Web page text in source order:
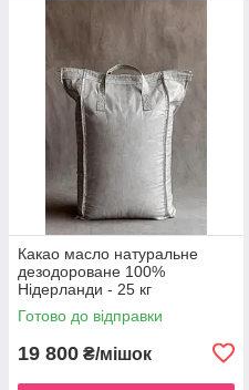
Какао масло натуральне
дезодороване 100%
Нідерланди - 25 кг
Готово до відправки
19 800 ₴/мішок